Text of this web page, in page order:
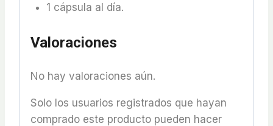
1 cápsula al día.
Valoraciones
No hay valoraciones aún.
Solo los usuarios registrados que hayan
comprado este producto pueden hacer